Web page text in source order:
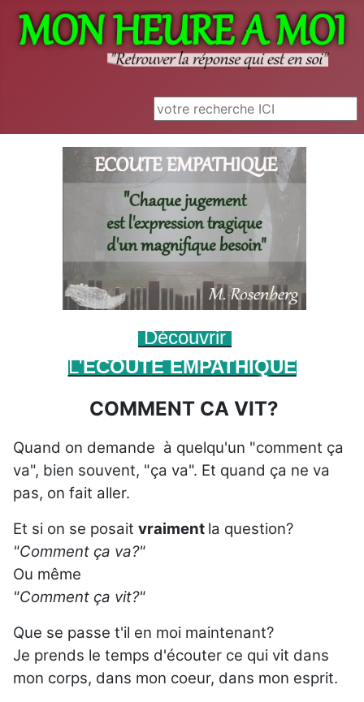
Rechercher
Découvrir
L'ECOUTE EMPATHIQUE
COMMENT CA VIT?
Quand on demande à quelqu'un "comment ça
va", bien souvent, "ça va". Et quand ça ne va
pas, on fait aller.
Et si on se posait vraiment la question?
"Comment ça va?"
Ou même
"Comment ça vit?"
Que se passe t'il en moi maintenant?
Je prends le temps d'écouter ce qui vit dans
mon corps, dans mon coeur, dans mon esprit.